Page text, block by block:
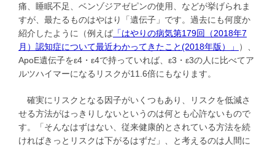
痛、睡眠不足、ベンゾジアゼピンの使用、などが挙げられま
すが、最たるものはやはり「遺伝子」です。過去にも何度か
紹介したように（例えば 「はやりの病気第179回（2018年7
月）認知症について最近わかってきたこと(2018年版）」
）、
ApoE遺伝子をε4・ε4で持っていれば、ε3・ε3の人に比べてア
ルツハイマーになるリスクが11.6倍にもなります。
確実にリスクとなる因子がいくつもあり、リスクを低減さ
せる方法がはっきりしないというのは何とも心許ないもので
す。「そんなはずはない、従来健康的とされている方法を続
ければきっとリスクは下がるはずだ」、と考えるのは人間に